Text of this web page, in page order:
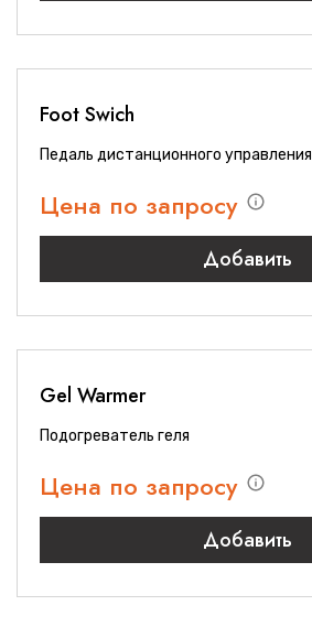
Foot Swich
Педаль дистанционного управления
Цена по запросу
Добавить
Gel Warmer
Подогреватель геля
Цена по запросу
Добавить